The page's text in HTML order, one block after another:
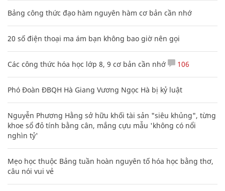
Bảng công thức đạo hàm nguyên hàm cơ bản cần nhớ
20 số điện thoại ma ám bạn không bao giờ nên gọi
Các công thức hóa học lớp 8, 9 cơ bản cần nhớ 106
Phó Đoàn ĐBQH Hà Giang Vương Ngọc Hà bị kỷ luật
Nguyễn Phương Hằng sở hữu khối tài sản "siêu khủng", từng
khoe sổ đỏ tính bằng cân, mắng cựu mẫu 'không có nổi
nghìn tỷ'
Mẹo học thuộc Bảng tuần hoàn nguyên tố hóa học bằng thơ,
câu nói vui vẻ